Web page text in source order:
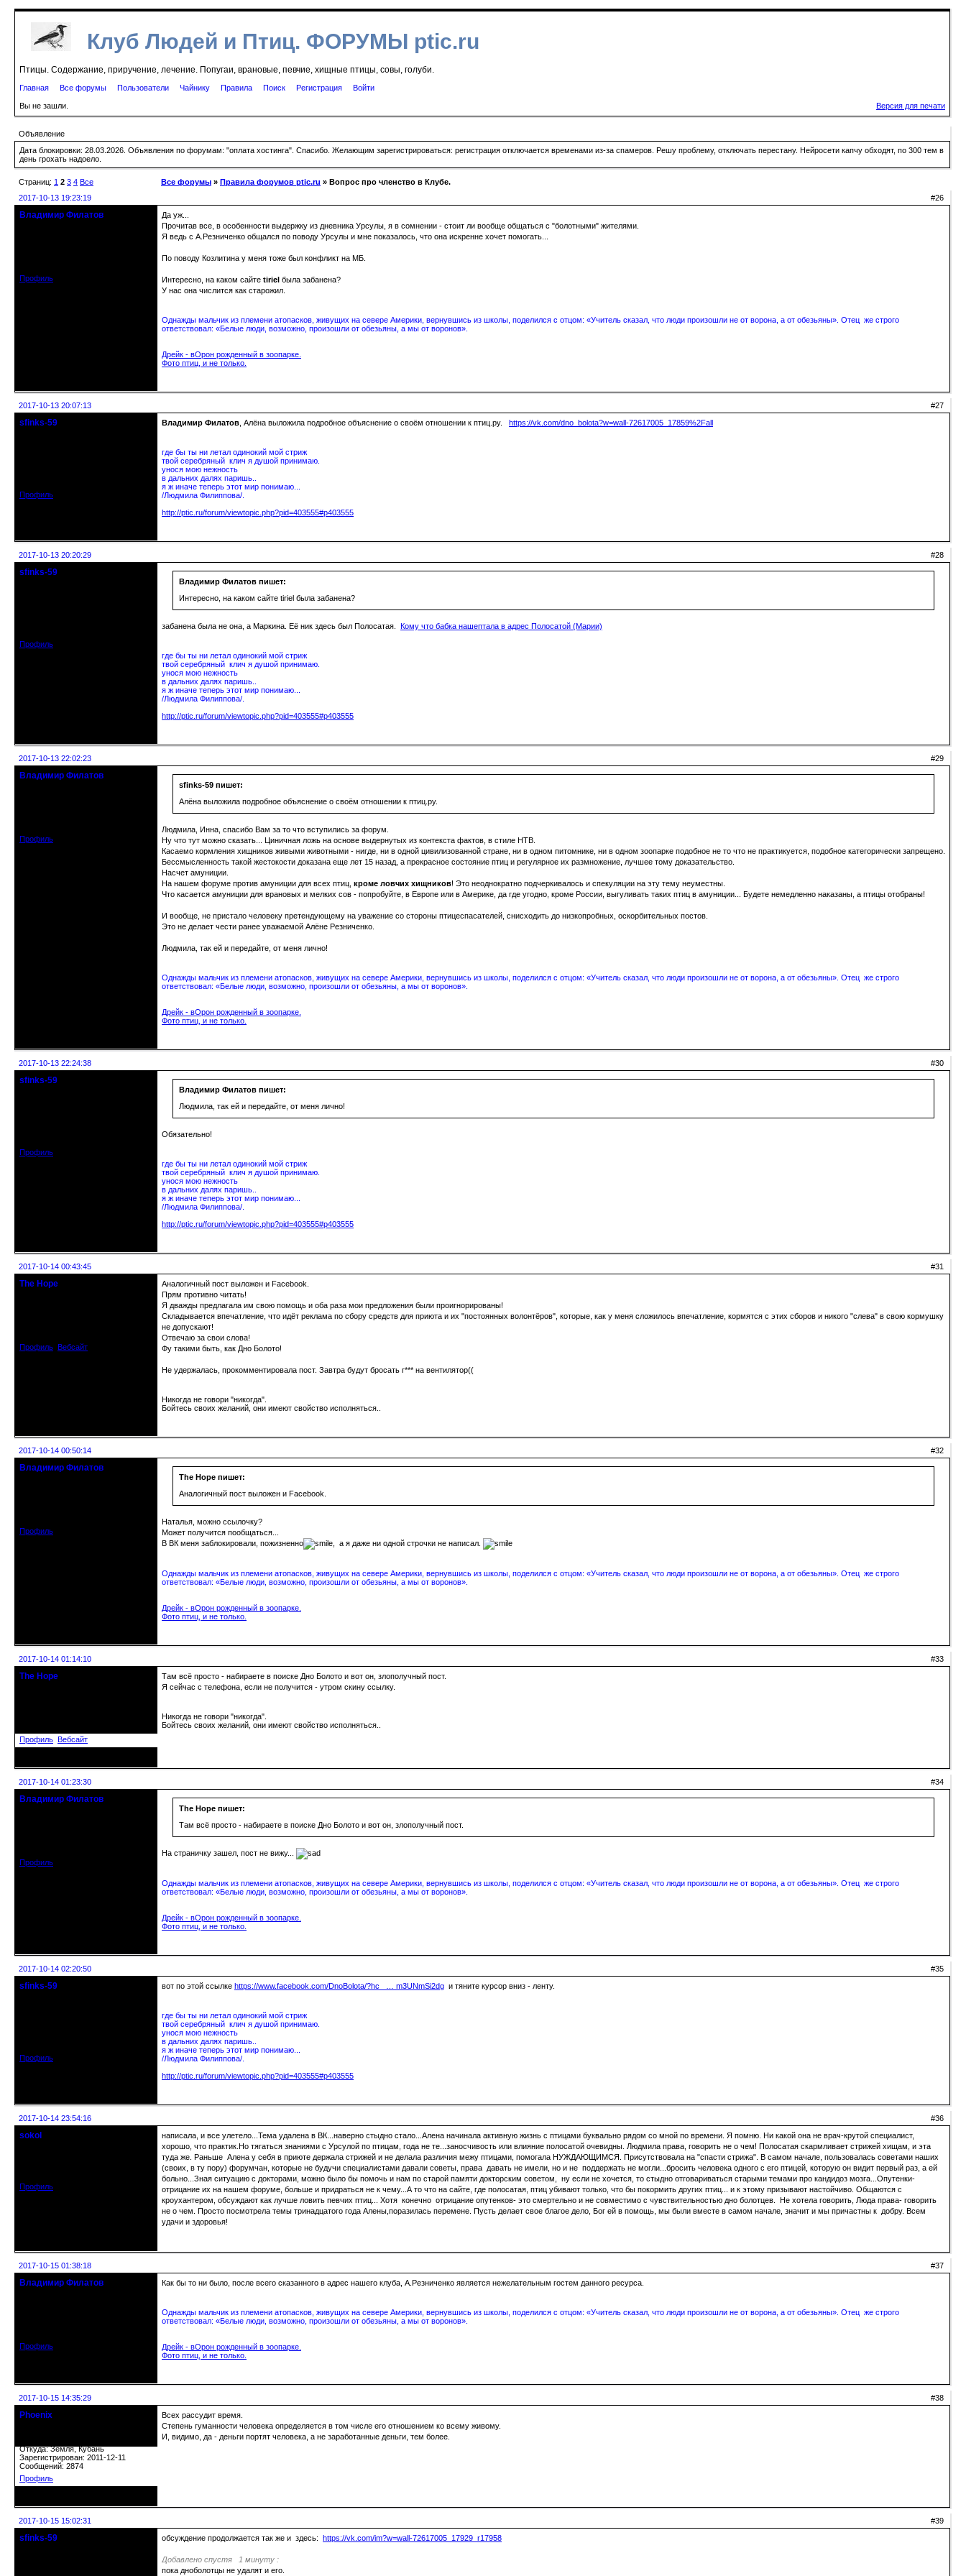
Клуб Людей и Птиц. ФОРУМЫ ptic.ru
Птицы. Содержание, приручение, лечение. Попугаи, врановые, певчие, хищные птицы, совы, голуби.
Главная Все форумы Пользователи Чайнику Правила Поиск Регистрация Войти
Вы не зашли. Версия для печати
Объявление
Дата блокировки: 28.03.2026. Объявления по форумам: "оплата хостинга". Спасибо. Желающим зарегистрироваться: регистрация отключается временами из-за спамеров. Решу проблему, отключать перестану. Нейросети капчу обходят, по 300 тем в
день грохать надоело.
Страниц: 1 2 3 4 Все Все форумы » Правила форумов ptic.ru » Вопрос про членство в Клубе.
#26
2017-10-13 19:23:19
Владимир Филатов
Профиль
Да уж...
Прочитав все, в особенности выдержку из дневника Урсулы, я в сомнении - стоит ли вообще общаться с "болотными" жителями.
Я ведь с А.Резниченко общался по поводу Урсулы и мне показалось, что она искренне хочет помогать...
По поводу Козлитина у меня тоже был конфликт на МБ.
Интересно, на каком сайте tiriel была забанена?
У нас она числится как старожил.
Однажды мальчик из племени атопасков, живущих на севере Америки, вернувшись из школы, поделился с отцом: «Учитель сказал, что люди произошли не от ворона, а от обезьяны». Отец же строго
ответствовал: «Белые люди, возможно, произошли от обезьяны, а мы от воронов».
Дрейк - вОрон рожденный в зоопарке.
Фото птиц, и не только.
#27
2017-10-13 20:07:13
sfinks-59
Профиль
Владимир Филатов , Алёна выложила подробное объяснение о своём отношении к птиц.ру. https://vk.com/dno_bolota?w=wall-72617005_17859%2Fall
где бы ты ни летал одинокий мой стриж
твой серебряный клич я душой принимаю.
унося мою нежность
в дальних далях паришь..
я ж иначе теперь этот мир понимаю...
/Людмила Филиппова/.
http://ptic.ru/forum/viewtopic.php?pid=403555#p403555
#28
2017-10-13 20:20:29
sfinks-59
Профиль
Владимир Филатов пишет:
Интересно, на каком сайте tiriel была забанена?
забанена была не она, а Маркина. Её ник здесь был Полосатая. Кому что бабка нашептала в адрес Полосатой (Марии)
где бы ты ни летал одинокий мой стриж
твой серебряный клич я душой принимаю.
унося мою нежность
в дальних далях паришь..
я ж иначе теперь этот мир понимаю...
/Людмила Филиппова/.
http://ptic.ru/forum/viewtopic.php?pid=403555#p403555
#29
2017-10-13 22:02:23
Владимир Филатов
Профиль
sfinks-59 пишет:
Алёна выложила подробное объяснение о своём отношении к птиц.ру.
Людмила, Инна, спасибо Вам за то что вступились за форум.
Ну что тут можно сказать... Циничная ложь на основе выдернутых из контекста фактов, в стиле НТВ.
Касаемо кормления хищников живыми животными - нигде, ни в одной цивилизованной стране, ни в одном питомнике, ни в одном зоопарке подобное не то что не практикуется, подобное категорически запрещено.
Бессмысленность такой жестокости доказана еще лет 15 назад, а прекрасное состояние птиц и регулярное их размножение, лучшее тому доказательство.
Насчет амуниции.
На нашем форуме против амуниции для всех птиц, кроме ловчих хищников! Это неоднократно подчеркивалось и спекуляции на эту тему неуместны.
Что касается амуниции для врановых и мелких сов - попробуйте, в Европе или в Америке, да где угодно, кроме России, выгуливать таких птиц в амуниции... Будете немедленно наказаны, а птицы отобраны!
И вообще, не пристало человеку претендующему на уважение со стороны птицеспасателей, снисходить до низкопробных, оскорбительных постов.
Это не делает чести ранее уважаемой Алёне Резниченко.
Людмила, так ей и передайте, от меня лично!
Однажды мальчик из племени атопасков, живущих на севере Америки, вернувшись из школы, поделился с отцом: «Учитель сказал, что люди произошли не от ворона, а от обезьяны». Отец же строго
ответствовал: «Белые люди, возможно, произошли от обезьяны, а мы от воронов».
Дрейк - вОрон рожденный в зоопарке.
Фото птиц, и не только.
#30
2017-10-13 22:24:38
sfinks-59
Профиль
Владимир Филатов пишет:
Людмила, так ей и передайте, от меня лично!
Обязательно!
где бы ты ни летал одинокий мой стриж
твой серебряный клич я душой принимаю.
унося мою нежность
в дальних далях паришь..
я ж иначе теперь этот мир понимаю...
/Людмила Филиппова/.
http://ptic.ru/forum/viewtopic.php?pid=403555#p403555
#31
2017-10-14 00:43:45
The Hope
Профиль Вебсайт
Аналогичный пост выложен и Facebook.
Прям противно читать!
Я дважды предлагала им свою помощь и оба раза мои предложения были проигнорированы!
Складывается впечатление, что идёт реклама по сбору средств для приюта и их "постоянных волонтёров", которые, как у меня сложилось впечатление, кормятся с этих сборов и никого "слева" в свою кормушку
не допускают!
Отвечаю за свои слова!
Фу такими быть, как Дно Болото!
Не удержалась, прокомментировала пост. Завтра будут бросать г*** на вентилятор((
Никогда не говори "никогда".
Бойтесь своих желаний, они имеют свойство исполняться..
#32
2017-10-14 00:50:14
Владимир Филатов
Профиль
The Hope пишет:
Аналогичный пост выложен и Facebook.
Наталья, можно ссылочку?
Может получится пообщаться...
В ВК меня заблокировали, пожизненно
, а я даже ни одной строчки не написал.
Однажды мальчик из племени атопасков, живущих на севере Америки, вернувшись из школы, поделился с отцом: «Учитель сказал, что люди произошли не от ворона, а от обезьяны». Отец же строго
ответствовал: «Белые люди, возможно, произошли от обезьяны, а мы от воронов».
Дрейк - вОрон рожденный в зоопарке.
Фото птиц, и не только.
#33
2017-10-14 01:14:10
The Hope
Профиль Вебсайт
Там всё просто - набираете в поиске Дно Болото и вот он, злополучный пост.
Я сейчас с телефона, если не получится - утром скину ссылку.
Никогда не говори "никогда".
Бойтесь своих желаний, они имеют свойство исполняться..
#34
2017-10-14 01:23:30
Владимир Филатов
Профиль
The Hope пишет:
Там всё просто - набираете в поиске Дно Болото и вот он, злополучный пост.
На страничку зашел, пост не вижу...
Однажды мальчик из племени атопасков, живущих на севере Америки, вернувшись из школы, поделился с отцом: «Учитель сказал, что люди произошли не от ворона, а от обезьяны». Отец же строго
ответствовал: «Белые люди, возможно, произошли от обезьяны, а мы от воронов».
Дрейк - вОрон рожденный в зоопарке.
Фото птиц, и не только.
#35
2017-10-14 02:20:50
sfinks-59
Профиль
вот по этой ссылке https://www.facebook.com/DnoBolota/?hc_ … m3UNmSi2dg и тяните курсор вниз - ленту.
где бы ты ни летал одинокий мой стриж
твой серебряный клич я душой принимаю.
унося мою нежность
в дальних далях паришь..
я ж иначе теперь этот мир понимаю...
/Людмила Филиппова/.
http://ptic.ru/forum/viewtopic.php?pid=403555#p403555
#36
2017-10-14 23:54:16
sokol
Профиль
написала, и все улетело...Тема удалена в ВК...наверно стыдно стало...Алена начинала активную жизнь с птицами буквально рядом со мной по времени. Я помню. Ни какой она не врач-крутой специалист,
хорошо, что практик.Но тягаться знаниями с Урсулой по птицам, года не те...заносчивость или влияние полосатой очевидны. Людмила права, говорить не о чем! Полосатая скармливает стрижей хищам, и эта
туда же. Раньше Алена у себя в приюте держала стрижей и не делала различия межу птицами, помогала НУЖДАЮЩИМСЯ. Присутствовала на "спасти стрижа". В самом начале, пользовалась советами наших
(своих, в ту пору) форумчан, которые не будучи специалистами давали советы, права давать не имели, но и не поддержать не могли...бросить человека одного с его птицей, которую он видит первый раз, а ей
больно...Зная ситуацию с докторами, можно было бы помочь и нам по старой памяти докторским советом, ну если не хочется, то стыдно отговариваться старыми темами про кандидоз мозга...Опутенки-
отрицание их на нашем форуме, больше и придраться не к чему...А то что на сайте, где полосатая, птиц убивают только, что бы покормить других птиц... и к этому призывают настойчиво. Общаются с
кроухантером, обсуждают как лучше ловить певчих птиц... Хотя конечно отрицание опутенков- это смертельно и не совместимо с чувствительностью дно болотцев. Не хотела говорить, Люда права- говорить
не о чем. Просто посмотрела темы тринадцатого года Алены,поразилась перемене. Пусть делает свое благое дело, Бог ей в помощь, мы были вместе в самом начале, значит и мы причастны к добру. Всем
удачи и здоровья!
#37
2017-10-15 01:38:18
Владимир Филатов
Профиль
Как бы то ни было, после всего сказанного в адрес нашего клуба, А.Резниченко является нежелательным гостем данного ресурса.
Однажды мальчик из племени атопасков, живущих на севере Америки, вернувшись из школы, поделился с отцом: «Учитель сказал, что люди произошли не от ворона, а от обезьяны». Отец же строго
ответствовал: «Белые люди, возможно, произошли от обезьяны, а мы от воронов».
Дрейк - вОрон рожденный в зоопарке.
Фото птиц, и не только.
#38
2017-10-15 14:35:29
Phoenix
Откуда: Земля, Кубань
Зарегистрирован: 2011-12-11
Сообщений: 2874
Профиль
Всех рассудит время.
Степень гуманности человека определяется в том числе его отношением ко всему живому.
И, видимо, да - деньги портят человека, а не заработанные деньги, тем более.
#39
2017-10-15 15:02:31
sfinks-59 обсуждение продолжается так же и здесь: https://vk.com/im?w=wall-72617005_17929_r17958
Добавлено спустя 1 минуту :
пока дноболотцы не удалят и его.